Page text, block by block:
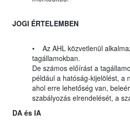
JOGI ÉRTELEMBEN
• Az AHL közvetlenül
tagállamokban.
De számos előírást a
például a hatóság-kijelölést, a
ahol erre lehetőség van,
szabályozás elrendelését, a
DA és IA